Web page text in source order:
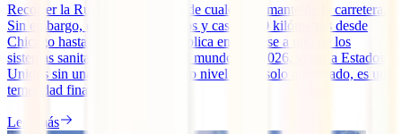
Recorrer la Ruta 66 es el sueño de cualquier amante de la carretera.
Sin embargo, cruzar ocho estados y casi 4.000 kilómetros desde
Chicago hasta Santa Mónica implica enfrentarse a uno de los
sistemas sanitarios más caros del mundo. En 2026, viajar a Estados
Unidos sin una protección de alto nivel no es solo arriesgado, es una
temeridad financiera.
Leer más